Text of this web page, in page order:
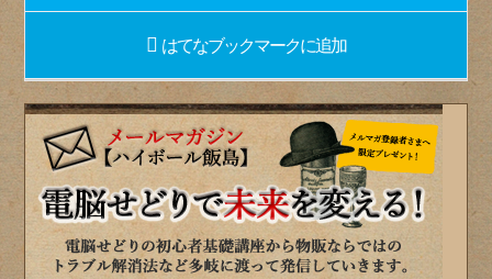
はてなブックマークに追加